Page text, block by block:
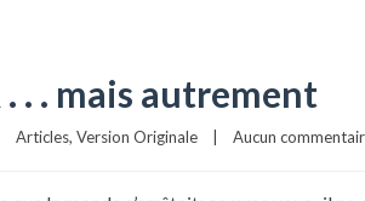
. . . mais autrement
Articles, Version Originale Aucun